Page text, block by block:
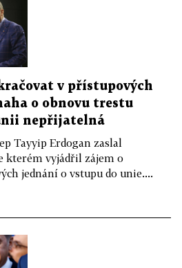
v přístupových
o obnovu trestu
nepřijatelná
Tayyip Erdogan zaslal
kterém vyjádřil zájem o
jednání o vstupu do unie....